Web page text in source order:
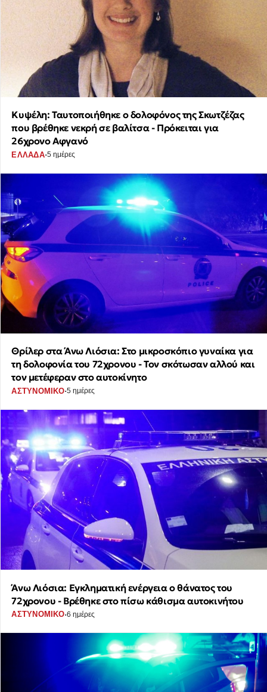
Κυψέλη: Ταυτοποιήθηκε ο δολοφόνος της Σκωτζέζας
που βρέθηκε νεκρή σε βαλίτσα - Πρόκειται για
26χρονο Αφγανό
ΕΛΛΑΔΑ·5 ημέρες
Θρίλερ στα Άνω Λιόσια: Στο μικροσκόπιο γυναίκα για
τη δολοφονία του 72χρονου - Τον σκότωσαν αλλού και
τον μετέφεραν στο αυτοκίνητο
ΑΣΤΥΝΟΜΙΚΟ·5 ημέρες
Άνω Λιόσια: Εγκληματική ενέργεια ο θάνατος του
72χρονου - Βρέθηκε στο πίσω κάθισμα αυτοκινήτου
ΑΣΤΥΝΟΜΙΚΟ·6 ημέρες